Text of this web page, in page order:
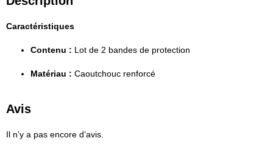
Caractéristiques
Contenu : Lot de 2 bandes de protection
Matériau : Caoutchouc renforcé
Avis
Il n’y a pas encore d’avis.